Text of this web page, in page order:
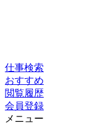
仕事検索
おすすめ
閲覧履歴
会員登録
メニュー